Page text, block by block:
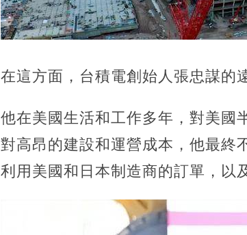
在這方面，台積電創始人張忠謀的
他在美國生活和工作多年，對美國
對高昂的建設和運營成本，他最終
利用美國和日本制造商的訂單，以